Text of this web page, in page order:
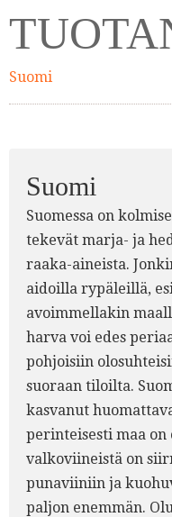
Suomi
Suomi
Suomessa on
tekevät marja- ja
raaka-aineista.
aidoilla rypäleillä,
avoimmellakin
harva voi edes
pohjoisiin
suoraan tiloilta.
kasvanut
perinteisesti maa
valkoviineistä on
punaviiniin ja
paljon enemmän.